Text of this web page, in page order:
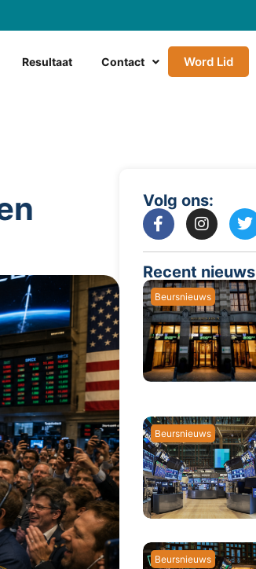
Resultaat Contact Word Lid
Volg ons:
Recent nieuws
Beursnieuws
Beursnieuws
Beursnieuws